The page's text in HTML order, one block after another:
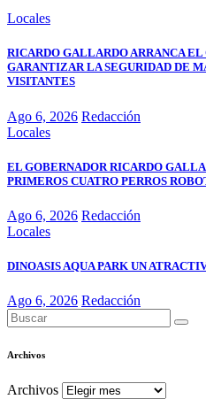
Locales
RICARDO GALLARDO ARRANCA
GARANTIZAR LA SEGURIDAD DE
VISITANTES
Ago 6, 2026 Redacción
Locales
EL GOBERNADOR RICARDO
PRIMEROS CUATRO PERROS
Ago 6, 2026 Redacción
Locales
DINOASIS AQUA PARK UN
Ago 6, 2026 Redacción
Archivos
Archivos